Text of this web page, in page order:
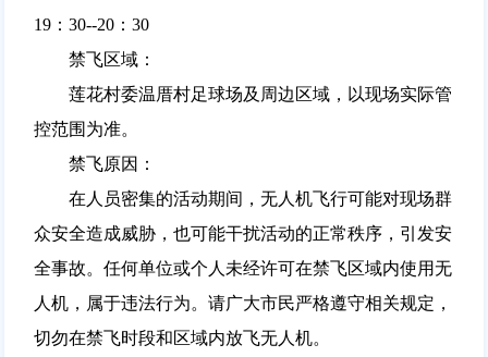
19：30--20：30
禁飞区域：
莲花村委温厝村足球场及周边区域，以现场实际管
控范围为准。
禁飞原因：
在人员密集的活动期间，无人机飞行可能对现场群
众安全造成威胁，也可能干扰活动的正常秩序，引发安
全事故。任何单位或个人未经许可在禁飞区域内使用无
人机，属于违法行为。请广大市民严格遵守相关规定，
切勿在禁飞时段和区域内放飞无人机。